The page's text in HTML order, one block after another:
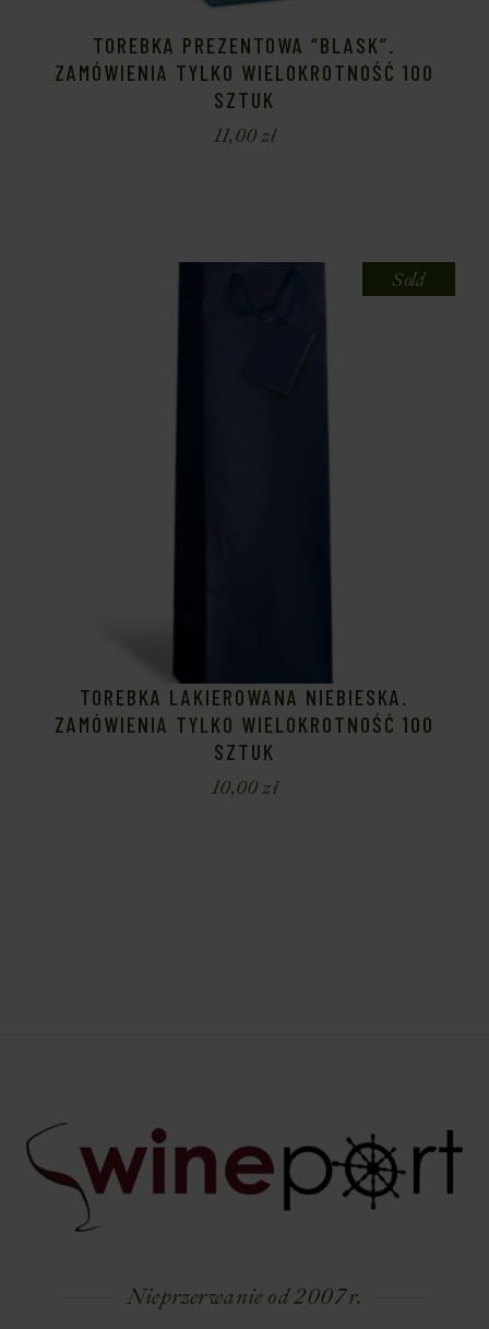
TOREBKA PREZENTOWA “BLASK”.
ZAMÓWIENIA TYLKO WIELOKROTNOŚĆ 100
SZTUK
11,00zł
Sold
TOREBKA LAKIEROWANA NIEBIESKA.
ZAMÓWIENIA TYLKO WIELOKROTNOŚĆ 100
SZTUK
10,00zł
Nieprzerwanie od 2007 r.